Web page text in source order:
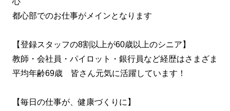
都心部でのお仕事がメインとなります
【登録スタッフの8割以上が60歳以上のシニア】
教師・会社員・パイロット・銀行員など経歴はさまざま
平均年齢69歳 皆さん元気に活躍しています！
【毎日の仕事が、健康づくりに】